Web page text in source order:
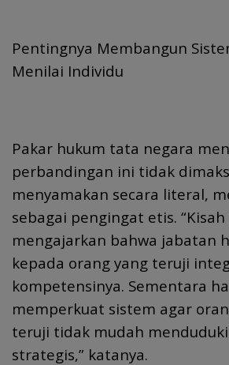
Pentingnya Membangun
Menilai Individu
Pakar hukum tata negara
perbandingan ini tidak
menyamakan secara literal,
sebagai pengingat etis. “Kisah
mengajarkan bahwa jabatan
kepada orang yang teruji
kompetensinya. Sementara
memperkuat sistem agar
teruji tidak mudah
strategis,” katanya.